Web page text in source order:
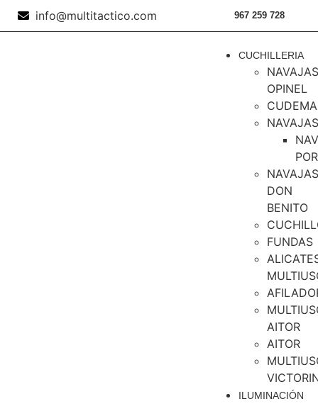
info@multitactico.com 967 259 728
CUCHILLERIA
NAVAJAS
OPINEL
NAVAJAS
NAVAJAS
DON
BENITO
FUNDAS
AITOR
AITOR
ILUMINACIÓN